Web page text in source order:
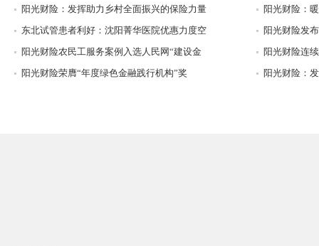
阳光财险：发挥助力乡村全面振兴的保险力量
阳光财险：
东北试管患者利好：沈阳菁华医院优惠力度空
阳光财险发
阳光财险农民工服务案例入选人民网“建设金
阳光财险连
阳光财险荣膺“年度绿色金融践行机构”奖
阳光财险：